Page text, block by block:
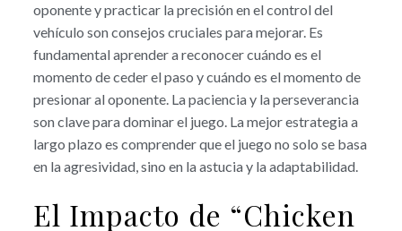
oponente y practicar la precisión en el control del
vehículo son consejos cruciales para mejorar. Es
fundamental aprender a reconocer cuándo es el
momento de ceder el paso y cuándo es el momento de
presionar al oponente. La paciencia y la perseverancia
son clave para dominar el juego. La mejor estrategia a
largo plazo es comprender que el juego no solo se basa
en la agresividad, sino en la astucia y la adaptabilidad.
El Impacto de “Chicken